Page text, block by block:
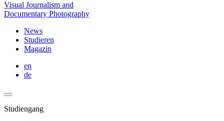
Visual Journalism and
Documentary Photography
News
Studieren
Magazin
en
de
Studiengang